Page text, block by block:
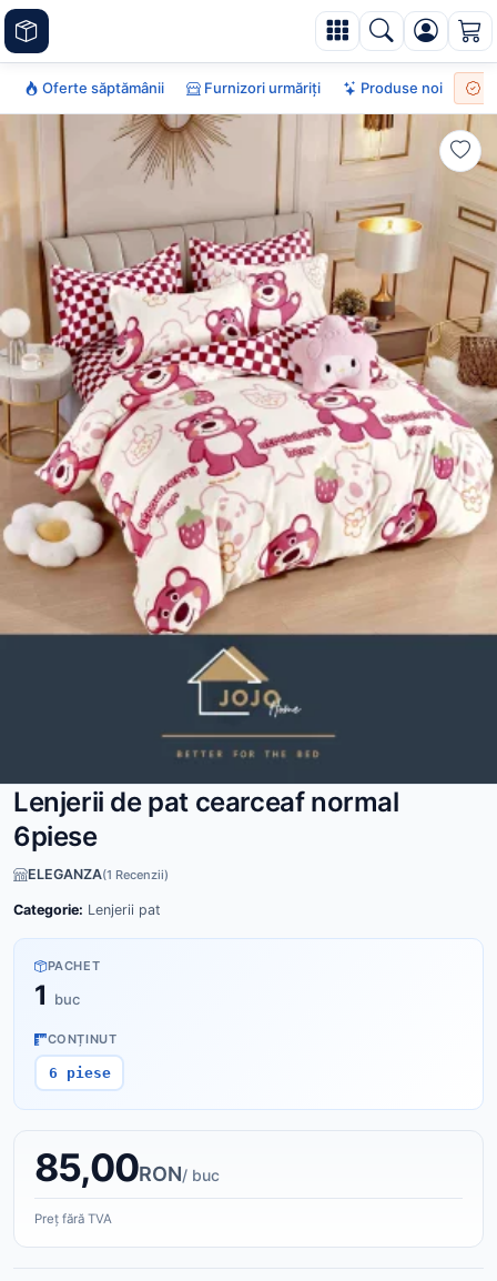
Oferte săptămânii Furnizori urmăriți Produse noi
Lenjerii de pat cearceaf normal
6piese
ELEGANZA(1 Recenzii)
Categorie: Lenjerii pat
PACHET
1 buc
CONȚINUT
6 piese
85,00RON/ buc
Preț fără TVA